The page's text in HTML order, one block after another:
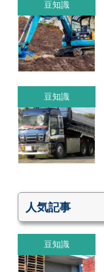
豆知識
豆知識
人気記事
豆知識